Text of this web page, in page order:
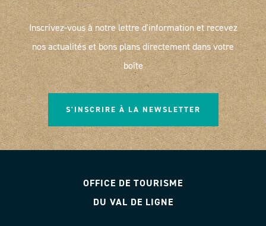
Inscrivez-vous à notre lettre d'information et recevez
nos actualités et bons plans directement dans votre
boîte
S'INSCRIRE À LA NEWSLETTER
OFFICE DE TOURISME
DU VAL DE LIGNE